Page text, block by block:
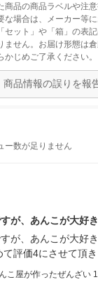
商品の商品ラベルや注
な場合は、メーカー等に
セット」や「箱」の表
ません。お届け形態は
じめご了承ください。
商品情報の誤りを報
ー数が足りません
が、あんこが大好
が、あんこが大好
評価4にさせて頂
こ屋が作ったぜんざい